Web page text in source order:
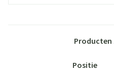
Producten
Sorteer op: